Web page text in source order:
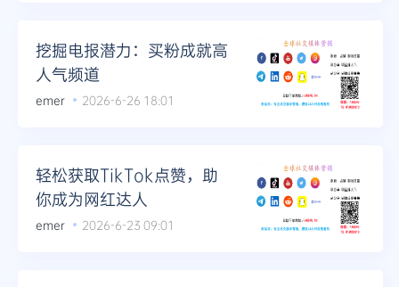
挖掘电报潜力：买粉成就高
人气频道
emer 2026-6-26 18:01
轻松获取TikTok点赞，助
你成为网红达人
emer 2026-6-23 09:01